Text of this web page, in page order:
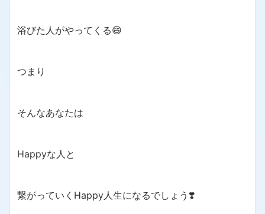
浴びた人がやってくる😄
つまり
そんなあなたは
Happyな人と
繋がっていくHappy人生になるでしょう❣️